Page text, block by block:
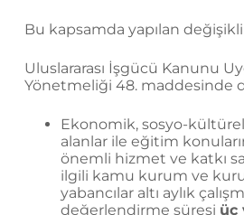
Bu kapsamda yapılan
Uluslararası İşgücü Kanunu
Yönetmeliği 48. maddesinde
Ekonomik, sosyo-
alanlar ile eğitim
önemli hizmet ve katkı
ilgili kamu kurum ve
yabancılar altı aylık
değerlendirme süresi üç